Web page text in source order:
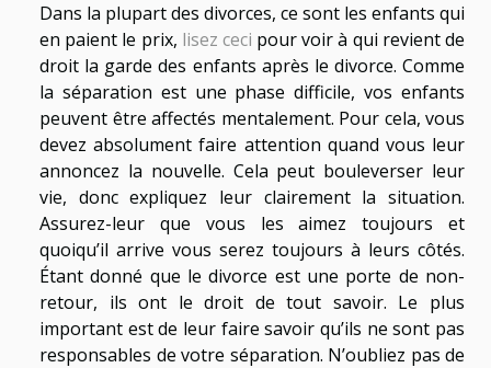
Dans la plupart des divorces, ce sont les enfants qui
en paient le prix, lisez ceci pour voir à qui revient de
droit la garde des enfants après le divorce. Comme
la séparation est une phase difficile, vos enfants
peuvent être affectés mentalement. Pour cela, vous
devez absolument faire attention quand vous leur
annoncez la nouvelle. Cela peut bouleverser leur
vie, donc expliquez leur clairement la situation.
Assurez-leur que vous les aimez toujours et
quoiqu’il arrive vous serez toujours à leurs côtés.
Étant donné que le divorce est une porte de non-
retour, ils ont le droit de tout savoir. Le plus
important est de leur faire savoir qu’ils ne sont pas
responsables de votre séparation. N’oubliez pas de